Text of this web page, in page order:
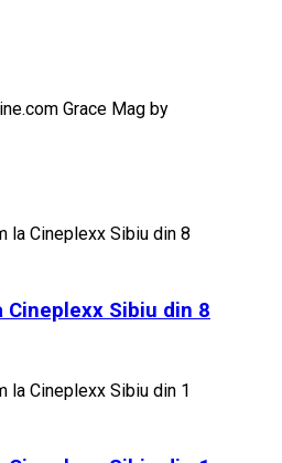
Grace Mag by
Cineplexx Sibiu din 8